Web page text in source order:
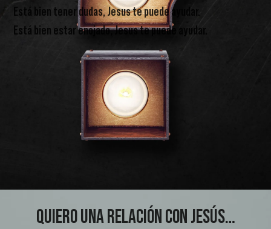
Está bien tener dudas, Jesus te puede ayudar.
Está bien estar enojado, Jesus te puede ayudar.
QUIERO UNA RELACIÓN CON JESÚS…